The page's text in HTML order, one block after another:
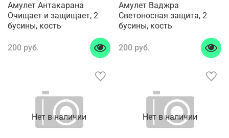
Амулет Антакарана
Очищает и защищает, 2
бусины, кость
200 руб.
Амулет Ваджра
Светоносная защита, 2
бусины, кость
200 руб.
Нет в наличии Нет в наличии